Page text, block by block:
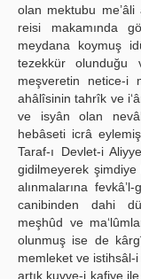
olan mektubu
reisi makamında
meydana koymuş
tezekkür olunduğu
meşveretin netice-i
ahâlîsinin tahrîk ve
ve isyân olan
hebâseti icrâ
Taraf-ı Devlet-i
gidilmeyerek şimdiye
alınmalarına
canibinden dahi
meşhûd ve
olunmuş ise de
memleket ve istihsâl-i
artık kuvve-i kafiye